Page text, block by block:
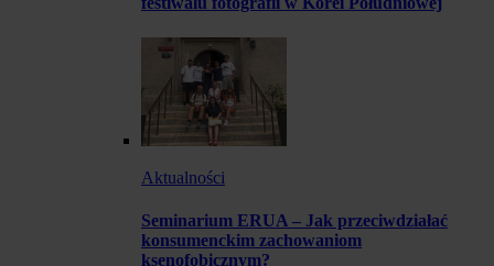
Aktualności
Seminarium ERUA – Jak przeciwdziałać
konsumenckim zachowaniom
ksenofobicznym?